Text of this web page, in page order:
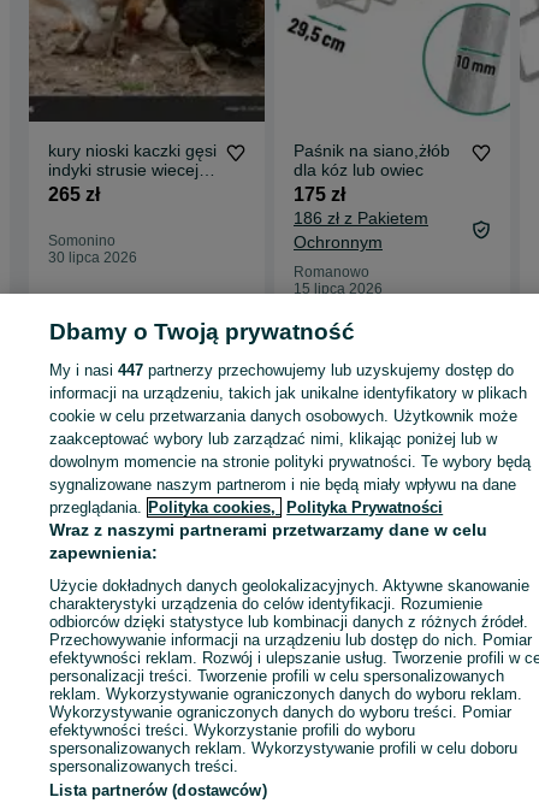
kury nioski kaczki gęsi
indyki strusie wiecej
jaj
265 zł
Somonino
30 lipca 2026
Paśnik na siano,żłób
dla kóz lub owiec
175 zł
186 zł z Pakietem
Ochronnym
Romanowo
15 lipca 2026
Strona główna Zwierzęta Akcesoria dla zwierząt Pozostałe
Pozostałe -
Dolnośląskie
Pozostałe - Jurków
KATEGORIA
ID:896276923 Wyświetlenia:
Zadzwoń / SMS Wyślij wiadomość
Dbamy o Twoją prywatność
My i nasi447 partnerzy przechowujemy lub uzyskujemy dostęp do
informacji na urządzeniu, takich jak unikalne identyfikatory w plikach
cookie w celu przetwarzania danych osobowych. Użytkownik może
zaakceptować wybory lub zarządzać nimi, klikając poniżej lub w
dowolnym momencie na stronie polityki prywatności. Te wybory będą
sygnalizowane naszym partnerom i nie będą miały wpływu na dane
przeglądania. Polityka cookies, Polityka Prywatności
Wraz z naszymi partnerami przetwarzamy dane w celu
zapewnienia:
Użycie dokładnych danych geolokalizacyjnych. Aktywne skanowanie
charakterystyki urządzenia do celów identyfikacji. Rozumienie
odbiorców dzięki statystyce lub kombinacji danych z różnych źródeł.
Przechowywanie informacji na urządzeniu lub dostęp do nich. Pomiar
efektywności reklam. Rozwój i ulepszanie usług. Tworzenie profili w
personalizacji treści. Tworzenie profili w celu spersonalizowanych
reklam. Wykorzystywanie ograniczonych danych do wyboru reklam.
Wykorzystywanie ograniczonych danych do wyboru treści. Pomiar
efektywności treści. Wykorzystanie profili do wyboru
spersonalizowanych reklam. Wykorzystywanie profili w celu doboru
spersonalizowanych treści.
Lista partnerów (dostawców)